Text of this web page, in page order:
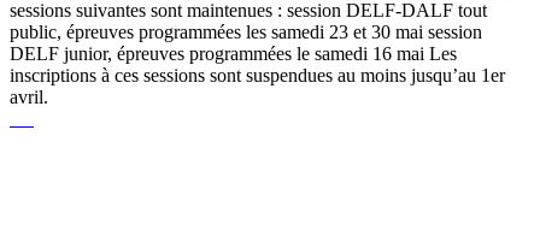
sessions suivantes sont maintenues : session DELF-DALF tout
public, épreuves programmées les samedi 23 et 30 mai session
DELF junior, épreuves programmées le samedi 16 mai Les
inscriptions à ces sessions sont suspendues au moins jusqu’au 1er
avril.